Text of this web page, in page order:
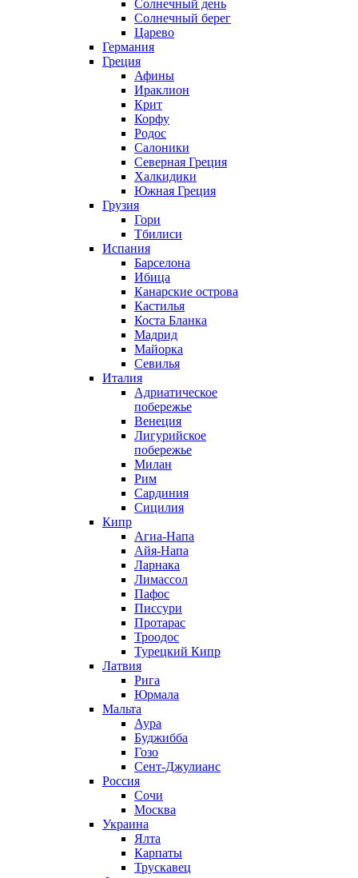
Солнечный день
Солнечный берег
Царево
Германия
Греция
Афины
Ираклион
Крит
Корфу
Родос
Салоники
Северная Греция
Халкидики
Южная Греция
Грузия
Гори
Тбилиси
Испания
Барселона
Ибица
Канарские острова
Кастилья
Коста Бланка
Мадрид
Майорка
Севилья
Италия
Адриатическое
побережье
Венеция
Лигурийское
побережье
Милан
Рим
Сардиния
Сицилия
Кипр
Агиа-Напа
Айя-Напа
Ларнака
Лимассол
Пафос
Писсури
Протарас
Троодос
Турецкий Кипр
Латвия
Рига
Юрмала
Мальта
Аура
Буджибба
Гозо
Сент-Джулианс
Россия
Сочи
Москва
Украина
Ялта
Карпаты
Трускавец